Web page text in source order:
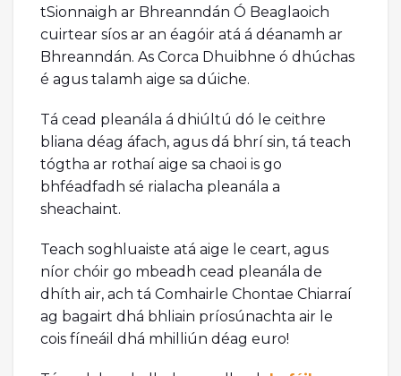
tSionnaigh ar Bhreanndán Ó Beaglaoich
cuirtear síos ar an éagóir atá á déanamh ar
Bhreanndán. As Corca Dhuibhne ó dhúchas
é agus talamh aige sa dúiche.
Tá cead pleanála á dhiúltú dó le ceithre
bliana déag áfach, agus dá bhrí sin, tá teach
tógtha ar rothaí aige sa chaoi is go
bhféadfadh sé rialacha pleanála a
sheachaint.
Teach soghluaiste atá aige le ceart, agus
níor chóir go mbeadh cead pleanála de
dhíth air, ach tá Comhairle Chontae Chiarraí
ag bagairt dhá bhliain príosúnachta air le
cois fíneáil dhá mhilliún déag euro!